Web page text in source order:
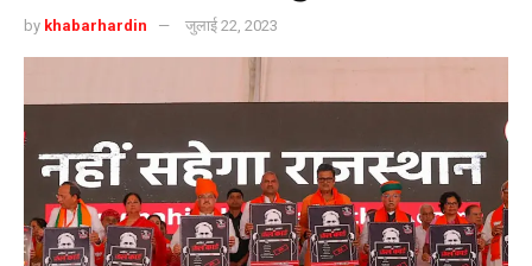
by khabarhardin जुलाई 22, 2023